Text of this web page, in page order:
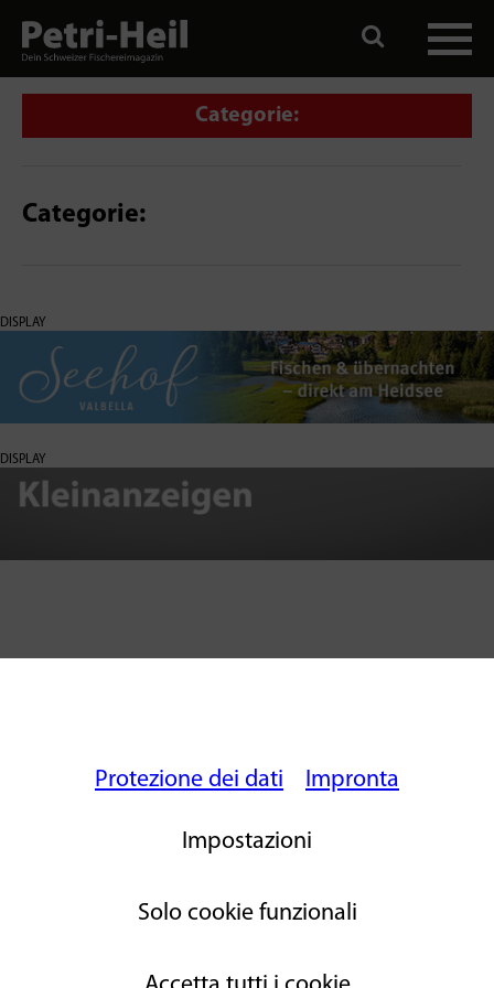
Categorie:
Categorie:
DISPLAY
DISPLAY
Protezione dei dati Impronta
Impostazioni
Solo cookie funzionali